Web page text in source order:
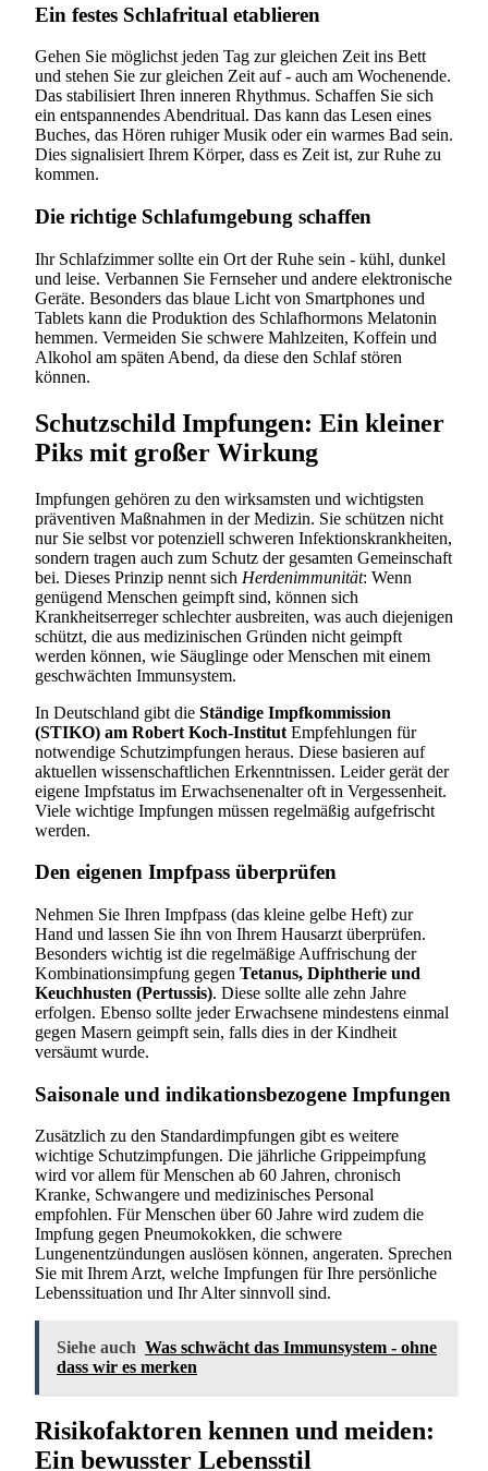
Ein festes Schlafritual etablieren
Gehen Sie möglichst jeden Tag zur gleichen Zeit ins Bett
und stehen Sie zur gleichen Zeit auf - auch am Wochenende.
Das stabilisiert Ihren inneren Rhythmus. Schaffen Sie sich
ein entspannendes Abendritual. Das kann das Lesen eines
Buches, das Hören ruhiger Musik oder ein warmes Bad sein.
Dies signalisiert Ihrem Körper, dass es Zeit ist, zur Ruhe zu
kommen.
Die richtige Schlafumgebung schaffen
Ihr Schlafzimmer sollte ein Ort der Ruhe sein - kühl, dunkel
und leise. Verbannen Sie Fernseher und andere elektronische
Geräte. Besonders das blaue Licht von Smartphones und
Tablets kann die Produktion des Schlafhormons Melatonin
hemmen. Vermeiden Sie schwere Mahlzeiten, Koffein und
Alkohol am späten Abend, da diese den Schlaf stören
können.
Schutzschild Impfungen: Ein kleiner
Piks mit großer Wirkung
Impfungen gehören zu den wirksamsten und wichtigsten
präventiven Maßnahmen in der Medizin. Sie schützen nicht
nur Sie selbst vor potenziell schweren Infektionskrankheiten,
sondern tragen auch zum Schutz der gesamten Gemeinschaft
bei. Dieses Prinzip nennt sich Herdenimmunität: Wenn
genügend Menschen geimpft sind, können sich
Krankheitserreger schlechter ausbreiten, was auch diejenigen
schützt, die aus medizinischen Gründen nicht geimpft
werden können, wie Säuglinge oder Menschen mit einem
geschwächten Immunsystem.
In Deutschland gibt die Ständige Impfkommission
(STIKO) am Robert Koch-Institut Empfehlungen für
notwendige Schutzimpfungen heraus. Diese basieren auf
aktuellen wissenschaftlichen Erkenntnissen. Leider gerät der
eigene Impfstatus im Erwachsenenalter oft in Vergessenheit.
Viele wichtige Impfungen müssen regelmäßig aufgefrischt
werden.
Den eigenen Impfpass überprüfen
Nehmen Sie Ihren Impfpass (das kleine gelbe Heft) zur
Hand und lassen Sie ihn von Ihrem Hausarzt überprüfen.
Besonders wichtig ist die regelmäßige Auffrischung der
Kombinationsimpfung gegen Tetanus, Diphtherie und
Keuchhusten (Pertussis). Diese sollte alle zehn Jahre
erfolgen. Ebenso sollte jeder Erwachsene mindestens einmal
gegen Masern geimpft sein, falls dies in der Kindheit
versäumt wurde.
Saisonale und indikationsbezogene Impfungen
Zusätzlich zu den Standardimpfungen gibt es weitere
wichtige Schutzimpfungen. Die jährliche Grippeimpfung
wird vor allem für Menschen ab 60 Jahren, chronisch
Kranke, Schwangere und medizinisches Personal
empfohlen. Für Menschen über 60 Jahre wird zudem die
Impfung gegen Pneumokokken, die schwere
Lungenentzündungen auslösen können, angeraten. Sprechen
Sie mit Ihrem Arzt, welche Impfungen für Ihre persönliche
Lebenssituation und Ihr Alter sinnvoll sind.
Siehe auch Was schwächt das Immunsystem - ohne
dass wir es merken
Risikofaktoren kennen und meiden:
Ein bewusster Lebensstil